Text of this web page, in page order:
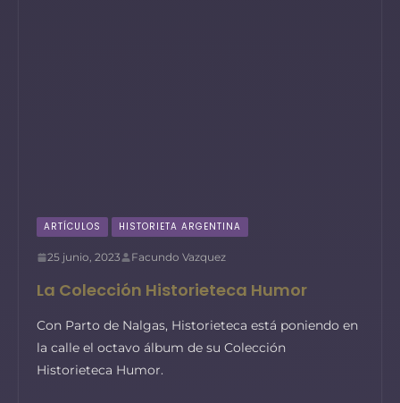
ARTÍCULOS HISTORIETA ARGENTINA
25 junio, 2023 Facundo Vazquez
La Colección Historieteca Humor
Con Parto de Nalgas, Historieteca está poniendo en
la calle el octavo álbum de su Colección
Historieteca Humor.